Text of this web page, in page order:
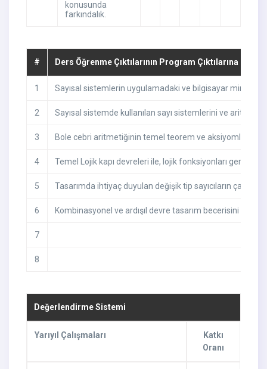
konusunda
farkındalık.
# Ders Öğrenme Çıktılarının Program Çıktılarına Katkısı
1 Sayısal sistemlerin uygulamadaki ve bilgisayar
2 Sayısal sistemde kullanılan sayı sistemlerini ve
3 Bole cebri aritmetiğinin temel teorem ve aksiyomlarını
4 Temel Lojik kapı devreleri ile, lojik fonksiyonları
5 Tasarımda ihtiyaç duyulan değişik tip sayıcıların
6 Kombinasyonel ve ardışıl devre tasarım becerisini
7
8
Değerlendirme Sistemi
Yarıyıl Çalışmaları
Katkı
Oranı